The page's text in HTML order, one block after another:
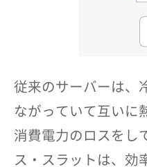
従来のサーバーは、
ながっていて互いに
消費電力のロスをし
ス・スラットは、効